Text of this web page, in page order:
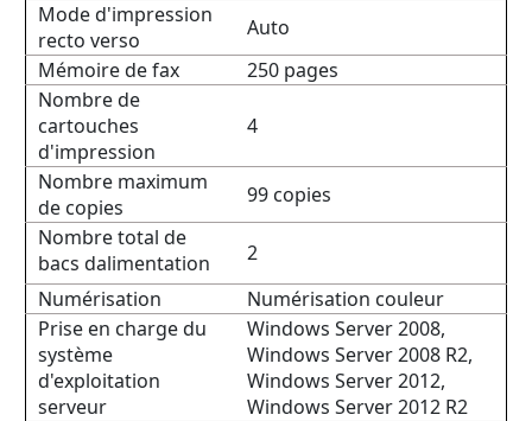
Mode d'impression
recto verso
Auto
Mémoire de fax
250 pages
Nombre de
cartouches
d'impression
4
Nombre maximum
de copies
99 copies
Nombre total de
bacs dalimentation
2
Numérisation
Numérisation couleur
Prise en charge du
système
d'exploitation
serveur
Windows Server 2008,
Windows Server 2008 R2,
Windows Server 2012,
Windows Server 2012 R2